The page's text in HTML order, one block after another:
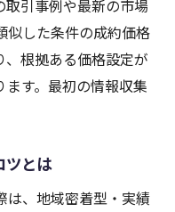
動とその理由
選び方徹底解説
重要な理由
見分け方を紹介
者比較ポイント
と売主の利益関係
引事例や最新の市場
似した条件の成約価格
根拠ある価格設定が
す。最初の情報収集
ツとは
は、地域密着型・実績